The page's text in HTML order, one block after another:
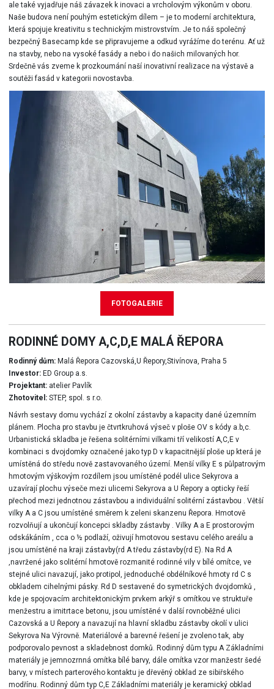
FOTOGALERIE
ale také vyjadřuje náš závazek k inovaci a vrcholovým výkonům v oboru.
Naše budova není pouhým estetickým dílem – je to moderní architektura,
která spojuje kreativitu s technickým mistrovstvím. Je to náš společný
bezpečný Basecamp kde se připravujeme a odkud vyrážíme do terénu. Ať už
na stavby, nebo na vysoké fasády a nebo i do našich milovaných hor.
Srdečně vás zveme k prozkoumání naší inovativní realizace na výstavě a
soutěži fasád v kategorii novostavba.
RODINNÉ DOMY A,C,D,E MALÁ ŘEPORA
Rodinný dům:Malá Řepora Cazovská,U Řepory,Stivínova, Praha 5
Investor:ED Group a.s.
Projektant:atelier Pavlík
Zhotovitel:STEP, spol. s r.o.
Návrh sestavy domu vychází z okolní zástavby a kapacity dané územním
plánem. Plocha pro stavbu je čtvrtkruhová výseč v ploše OV s kódy a.b,c.
Urbanistická skladba je řešena solitérními vilkami tří velikostí A,C,E v
kombinaci s dvojdomky označené jako typ D v kapacitnější ploše up která je
umístěná do středu nově zastavovaného území. Menší vilky E s půlpatrovým
hmotovým výškovým rozdílem jsou umístěné podél ulice Sekyrova a
uzavírají plochu výseče mezi ulicemi Sekyrova a U Řepory a opticky řeší
přechod mezi jednotnou zástavbou a individuální solitérní zástavbou . Větší
vilky A a C jsou umístěné směrem k zeleni skanzenu Řepora. Hmotově
rozvolňují a ukončují koncepci skladby zástavby . Vilky A a E prostorovým
odskákáním , cca o ½ podlaží, oživují hmotovou sestavu celého areálu a
jsou umístěné na kraji zástavby(rd A tředu zástavby(rd E). Na Rd A
,navržené jako solitérní hmotově rozmanité rodinné vily v bílé omítce, ve
stejné ulici navazují, jako protipol, jednoduché obdélníkové hmoty rd C s
obkladem cihelnými pásky. Rd D sestavené do symetrických dvojdomků ,
kde je spojovacím architektonickým prvkem arkýř s omítkou ve struktuře
menžestru a imitrtace betonu, jsou umístěné v další rovnoběžné ulici
Cazovská a U Řepory a navazují na hlavní skladbu zástavby okolí v ulici
Sekyrova Na Výrovně. Materiálové a barevné řešení je zvoleno tak, aby
podporovalo pevnost a skladebnost domků. Rodinný dům typu A Základními
materiály je jemnozrnná omítka bílé barvy, dále omítka vzor manžestr šedé
barvy, v místech parterového kontaktu je dřevěný obklad ze sibiřského
modřínu. Rodinný dům typ C,E Základními materiály je keramický obklad